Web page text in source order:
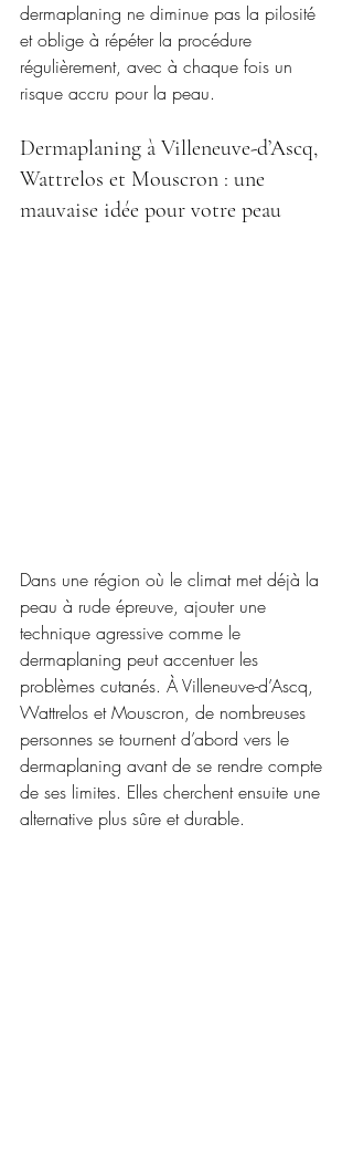
dermaplaning ne diminue pas la pilosité
et oblige à répéter la procédure
régulièrement, avec à chaque fois un
risque accru pour la peau.
Dermaplaning à Villeneuve-d’Ascq,
Wattrelos et Mouscron : une
mauvaise idée pour votre peau
Dans une région où le climat met déjà la
peau à rude épreuve, ajouter une
technique agressive comme le
dermaplaning peut accentuer les
problèmes cutanés. À Villeneuve-d’Ascq,
Wattrelos et Mouscron, de nombreuses
personnes se tournent d’abord vers le
dermaplaning avant de se rendre compte
de ses limites. Elles cherchent ensuite une
alternative plus sûre et durable.